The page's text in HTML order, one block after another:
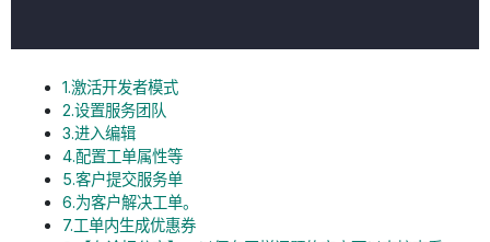
1.激活开发者模式
2.设置服务团队
3.进入编辑
4.配置工单属性等
5.客户提交服务单
6.为客户解决工单。
7.工单内生成优惠券